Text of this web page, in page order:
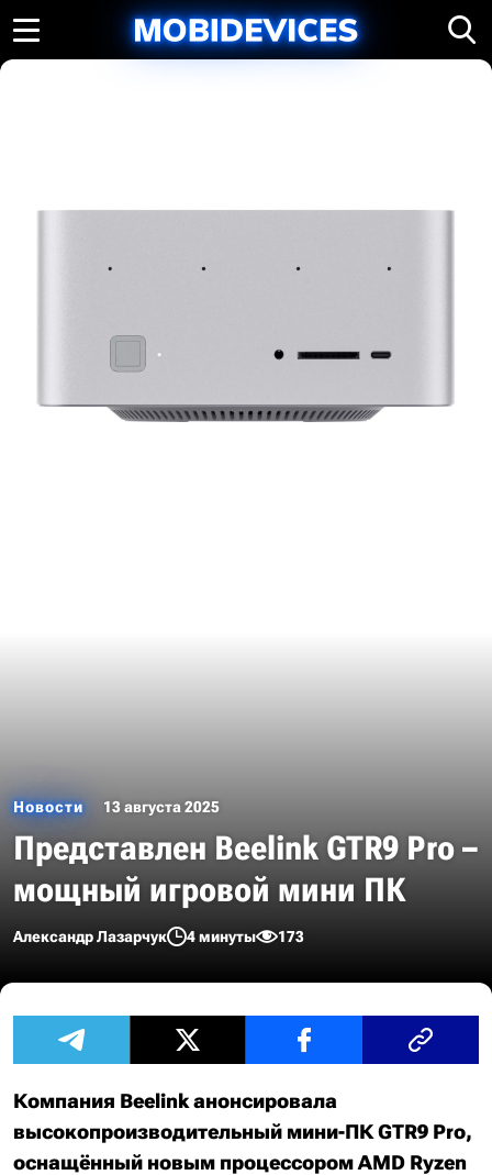
Новости 13 августа 2025
Представлен Beelink GTR9 Pro –
мощный игровой мини ПК
Александр Лазарчук 4 минуты 173
Компания Beelink анонсировала
высокопроизводительный мини-ПК GTR9 Pro,
оснащённый новым процессором AMD Ryzen